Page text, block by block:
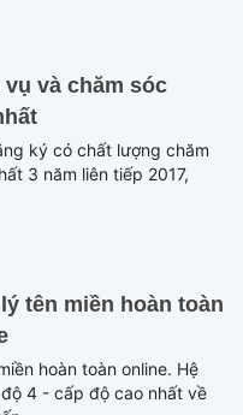
và chăm sóc
ký có chất lượng chăm
3 năm liên tiếp 2017,
tên miền hoàn toàn
hoàn toàn online. Hệ
4 - cấp độ cao nhất về